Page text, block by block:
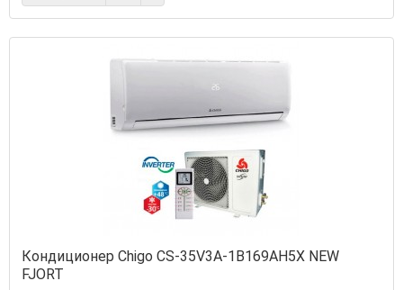
Кондиционер Chigo CS-35V3A-1B169AH5X NEW
FJORT